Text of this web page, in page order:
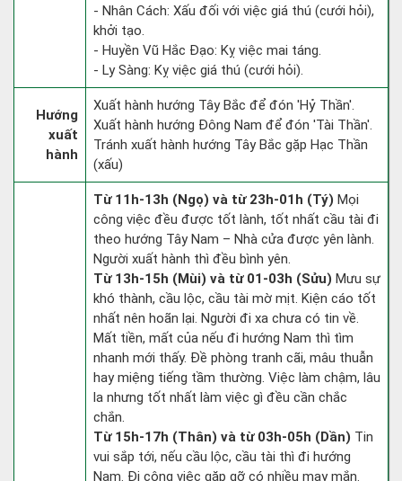
- Nhân Cách: Xấu đối với việc giá thú (cưới hỏi),
khởi tạo.
- Huyền Vũ Hắc Đạo: Kỵ việc mai táng.
- Ly Sàng: Kỵ việc giá thú (cưới hỏi).
Hướng
xuất
hành
Xuất hành hướng Tây Bắc để đón 'Hỷ Thần'.
Xuất hành hướng Đông Nam để đón 'Tài Thần'.
Tránh xuất hành hướng Tây Bắc gặp Hạc Thần
(xấu)
Từ 11h-13h (Ngọ) và từ 23h-01h (Tý) Mọi
công việc đều được tốt lành, tốt nhất cầu tài đi
theo hướng Tây Nam – Nhà cửa được yên lành.
Người xuất hành thì đều bình yên.
Từ 13h-15h (Mùi) và từ 01-03h (Sửu) Mưu sự
khó thành, cầu lộc, cầu tài mờ mịt. Kiện cáo tốt
nhất nên hoãn lại. Người đi xa chưa có tin về.
Mất tiền, mất của nếu đi hướng Nam thì tìm
nhanh mới thấy. Đề phòng tranh cãi, mâu thuẫn
hay miệng tiếng tầm thường. Việc làm chậm, lâu
la nhưng tốt nhất làm việc gì đều cần chắc
chắn.
Từ 15h-17h (Thân) và từ 03h-05h (Dần) Tin
vui sắp tới, nếu cầu lộc, cầu tài thì đi hướng
Nam. Đi công việc gặp gỡ có nhiều may mắn.